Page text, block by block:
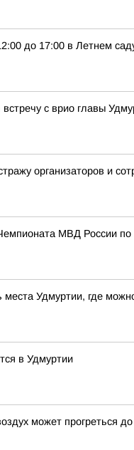
до 17:00 в Летнем
с врио главы
организаторов и
МВД России
Удмуртии, где
в Удмуртии
может прогреться до